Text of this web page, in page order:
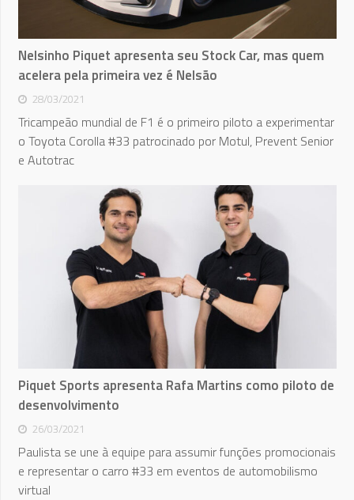
Nelsinho Piquet apresenta seu Stock Car, mas quem
acelera pela primeira vez é Nelsão
28/03/2021
Tricampeão mundial de F1 é o primeiro piloto a experimentar
o Toyota Corolla #33 patrocinado por Motul, Prevent Senior
e Autotrac
Piquet Sports apresenta Rafa Martins como piloto de
desenvolvimento
26/03/2021
Paulista se une à equipe para assumir funções promocionais
e representar o carro #33 em eventos de automobilismo
virtual